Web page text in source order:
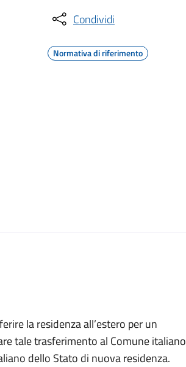
Condividi
Normativa di riferimento
la residenza all’estero per un
tale trasferimento al Comune italiano
dello Stato di nuova residenza.